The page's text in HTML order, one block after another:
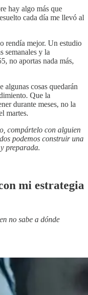
hay algo más que
cada día me llevó al
rendía mejor. Un estudio
semanales y la
no aportas nada más,
algunas cosas quedarán
Que la
durante meses, no la
martes.
compártelo con alguien
podemos construir una
preparada.
mi estrategia
no sabe a dónde